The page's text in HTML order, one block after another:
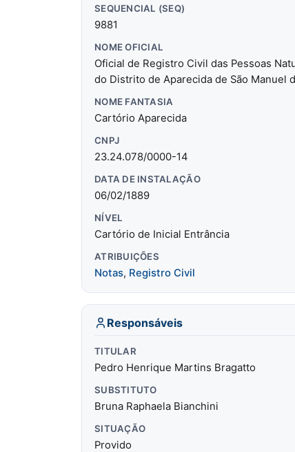
SEQUENCIAL (SEQ)
9881
NOME OFICIAL
Oficial de Registro Civil das Pessoas
do Distrito de Aparecida de São Manuel
NOME FANTASIA
Cartório Aparecida
CNPJ
23.24.078/0000-14
DATA DE INSTALAÇÃO
06/02/1889
NÍVEL
Cartório de Inicial Entrância
ATRIBUIÇÕES
Notas, Registro Civil
Responsáveis
TITULAR
Pedro Henrique Martins Bragatto
SUBSTITUTO
Bruna Raphaela Bianchini
SITUAÇÃO
Provido